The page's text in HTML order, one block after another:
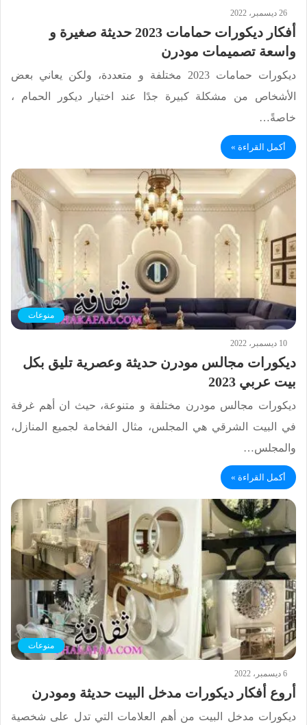
26 ديسمبر، 2022
أفكار ديكورات حمامات 2023 حديثة صغيرة و
واسعة تصميمات مودرن
ديكورات حمامات 2023 مختلفة و متعددة، ولكن يعاني بعض
الأشخاص من مشكلة كبيرة جدًا عند اختيار ديكور الحمام ،
خاصةً…
أكمل القراءة »
منوعات
10 ديسمبر، 2022
ديكورات مجالس مودرن حديثة وعصرية تليق بكل
بيت عربي 2023
ديكورات مجالس مودرن مختلفة و متنوعة، حيث ان أهم غرفة
في البيت الشرقي هي المجلس، مثال الفخامة لجميع المنازل،
والمجلس…
أكمل القراءة »
منوعات
6 ديسمبر، 2022
أروع أفكار ديكورات مدخل البيت حديثة ومودرن
ديكورات مدخل البيت من أهم العلامات التي تدل على شخصية